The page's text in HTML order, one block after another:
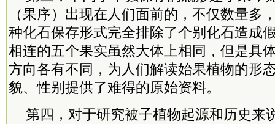
（果序）出现在人们面前的，不仅数量多
种化石保存形式完全排除了个别化石造成
相连的五个果实虽然大体上相同，但是具
方向各有不同，为人们解读始果植物的形
貌、性别提供了难得的原始资料。
第四，对于研究被子植物起源和历史来